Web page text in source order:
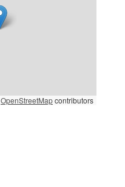
OpenStreetMapcontributors